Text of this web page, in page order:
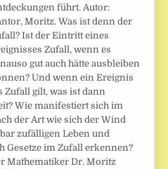
führt. Autor:
Moritz. Was ist denn der
Ist der Eintritt eines
Zufall, wenn es
gut auch hätte ausbleiben
Und wenn ein Ereignis
Zufall gilt, was ist dann
Wie manifestiert sich im
der Art wie sich der Wind
zufälligen Leben und
Gesetze im Zufall erkennen?
Mathematiker Dr. Moritz